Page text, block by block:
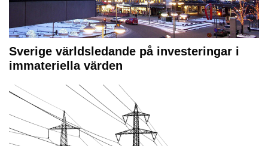
Sverige världsledande på investeringar i
immateriella värden